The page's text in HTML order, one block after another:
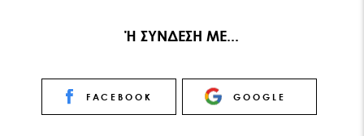
Ή ΣΥΝΔΕΣΗ ΜΕ...
FACEBOOK GOOGLE